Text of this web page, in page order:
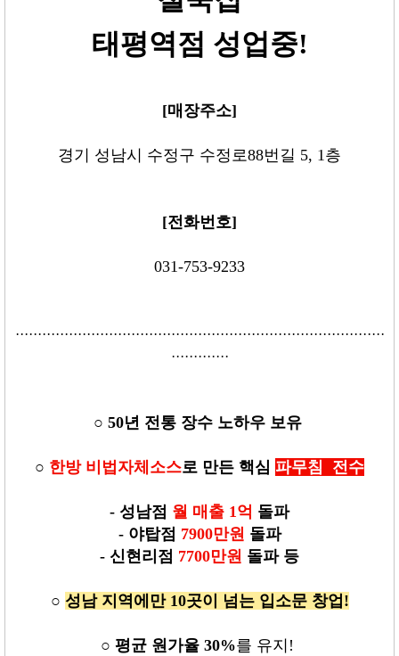
태평역점 성업중!
[매장주소]
경기 성남시 수정구 수정로88번길 5, 1층
[전화번호]
031-753-9233
···················································································
·············
○ 50년 전통 장수 노하우 보유
○ 한방 비법자체소스로 만든 핵심 파무침 전수
- 성남점 월 매출 1억 돌파
- 야탑점 7900만원 돌파
- 신현리점 7700만원 돌파 등
○ 성남 지역에만 10곳이 넘는 입소문 창업!
○ 평균 원가율 30%를 유지!